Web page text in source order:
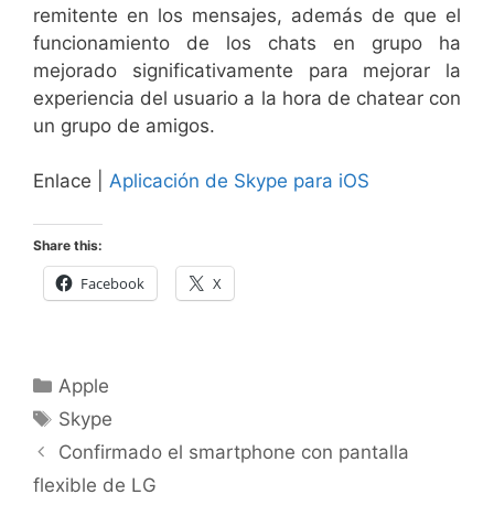
remitente en los mensajes, además de que el
funcionamiento de los chats en grupo ha
mejorado significativamente para mejorar la
experiencia del usuario a la hora de chatear con
un grupo de amigos.
Enlace | Aplicación de Skype para iOS
Share this:
Facebook X
Categorías
Apple
Etiquetas
Skype
Confirmado el smartphone con pantalla
flexible de LG